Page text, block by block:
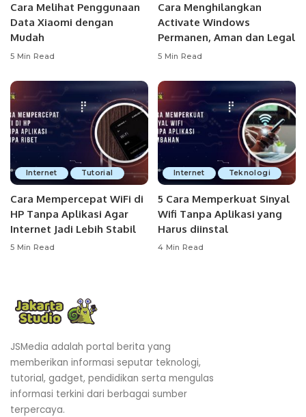
Cara Melihat Penggunaan
Data Xiaomi dengan
Mudah
5 Min Read
Cara Menghilangkan
Activate Windows
Permanen, Aman dan Legal
5 Min Read
Internet Tutorial
Cara Mempercepat WiFi di
HP Tanpa Aplikasi Agar
Internet Jadi Lebih Stabil
5 Min Read
Internet Teknologi
5 Cara Memperkuat Sinyal
Wifi Tanpa Aplikasi yang
Harus diinstal
4 Min Read
JSMedia adalah portal berita yang
memberikan informasi seputar teknologi,
tutorial, gadget, pendidikan serta mengulas
informasi terkini dari berbagai sumber
terpercaya.